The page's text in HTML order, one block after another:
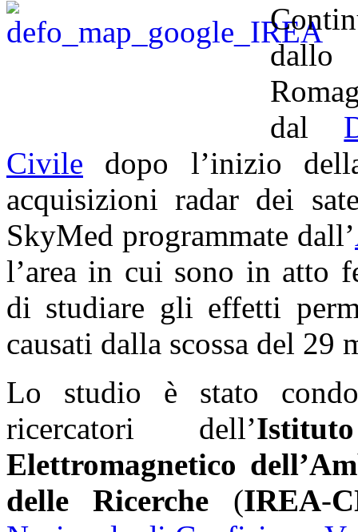
dallo
dal
Civile dopo l’inizio
acquisizioni radar dei
SkyMed programmate dall’
l’area in cui sono in atto
di studiare gli effetti
causati dalla scossa del 29
Lo studio è stato
ricercatori dell’
Elettromagnetico
delle Ricerche (IREA-